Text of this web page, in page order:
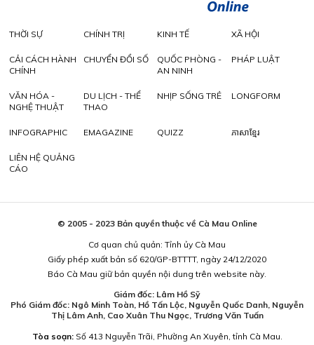
THỜI SỰ CHÍNH TRỊ KINH TẾ XÃ HỘI
CẢI CÁCH HÀNH
CHÍNH
CHUYỂN ĐỔI SỐ
QUỐC PHÒNG -
AN NINH
PHÁP LUẬT
VĂN HÓA -
NGHỆ THUẬT
DU LỊCH - THỂ
THAO
NHỊP SỐNG TRẺ LONGFORM
INFOGRAPHIC EMAGAZINE QUIZZ ភាសាខ្មែរ
LIÊN HỆ QUẢNG
CÁO
© 2005 - 2023 Bản quyền thuộc về Cà Mau Online
Cơ quan chủ quản: Tỉnh ủy Cà Mau
Giấy phép xuất bản số 620/GP-BTTTT, ngày 24/12/2020
Báo Cà Mau giữ bản quyền nội dung trên website này.
Giám đốc: Lâm Hồ Sỹ
Phó Giám đốc: Ngô Minh Toàn, Hồ Tấn Lộc, Nguyễn Quốc Danh, Nguyễn
Thị Lâm Anh, Cao Xuân Thu Ngọc, Trương Văn Tuấn
Tòa soạn:Số 413 Nguyễn Trãi, Phường An Xuyên, tỉnh Cà Mau.